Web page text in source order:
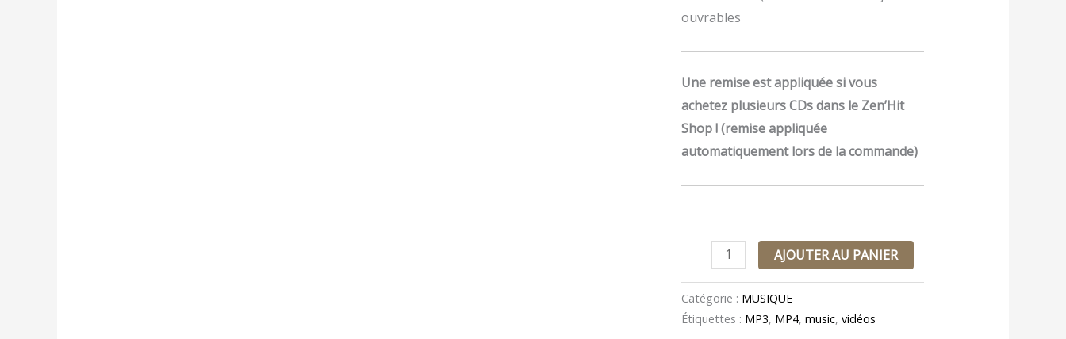
ouvrables
Une remise est appliquée si vous
achetez plusieurs CDs dans le Zen’Hit
Shop ! (remise appliquée
automatiquement lors de la commande)
AJOUTER AU PANIER
Catégorie : MUSIQUE
Étiquettes : MP3, MP4,music,vidéos